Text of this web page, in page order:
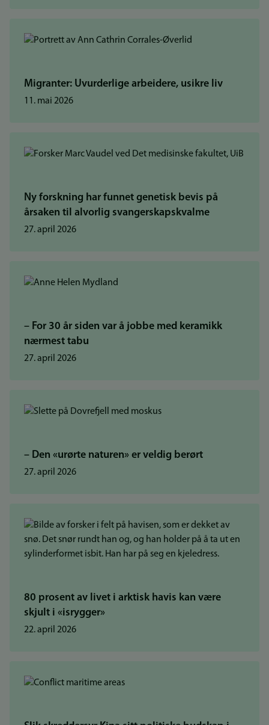
Migranter: Uvurderlige arbeidere, usikre liv
11. mai 2026
Ny forskning har funnet genetisk bevis på
årsaken til alvorlig svangerskapskvalme
27. april 2026
– For 30 år siden var å jobbe med keramikk
nærmest tabu
27. april 2026
– Den «urørte naturen» er veldig berørt
27. april 2026
80 prosent av livet i arktisk havis kan være
skjult i «isrygger»
22. april 2026